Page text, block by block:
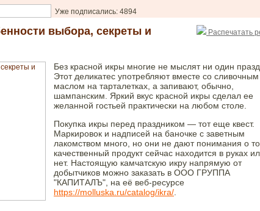
Уже подписались: 4894
Распечатать
выбора, секреты и
Без красной икры многие не мыслят ни один
Этот деликатес употребляют вместе со сливочным
маслом на тарталетках, а запивают, обычно,
шампанским. Яркий вкус красной икры сделал ее
желанной гостьей практически на любом столе.
Покупка икры перед праздником — тот еще квест.
Маркировок и надписей на баночке с заветным
лакомством много, но они не дают понимания о
качественный продукт сейчас находится в руках
нет. Настоящую камчатскую икру напрямую от
добытчиков можно заказать в ООО ГРУППА
"КАПИТАЛЪ", на её веб-ресурсе
https://molluska.ru/catalog/ikra/